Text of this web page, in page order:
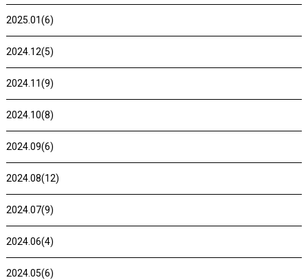
2025.01(6)
2024.12(5)
2024.11(9)
2024.10(8)
2024.09(6)
2024.08(12)
2024.07(9)
2024.06(4)
2024.05(6)